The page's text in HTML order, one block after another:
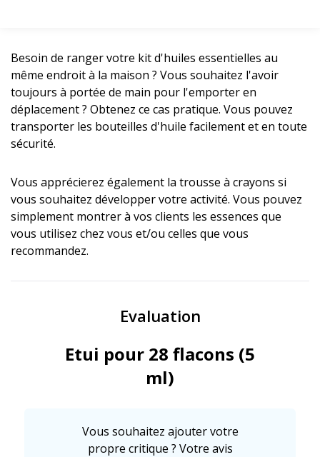
Besoin de ranger votre kit d'huiles essentielles au
même endroit à la maison ? Vous souhaitez l'avoir
toujours à portée de main pour l'emporter en
déplacement ? Obtenez ce cas pratique. Vous pouvez
transporter les bouteilles d'huile facilement et en toute
sécurité.
Vous apprécierez également la trousse à crayons si
vous souhaitez développer votre activité. Vous pouvez
simplement montrer à vos clients les essences que
vous utilisez chez vous et/ou celles que vous
recommandez.
Evaluation
Etui pour 28 flacons (5
ml)
Vous souhaitez ajouter votre
propre critique ? Votre avis